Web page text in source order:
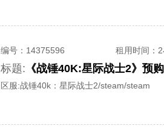
编号： 14375596 租用时间 ：
标题: 《战锤40K:星际战士2》预
区服:战锤40k：星际战士2/steam/steam